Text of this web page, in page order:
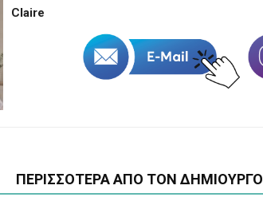
Claire
ΠΕΡΙΣΣΟΤΕΡΑ ΑΠΟ ΤΟΝ ΔΗΜΙΟΥΡΓΟ